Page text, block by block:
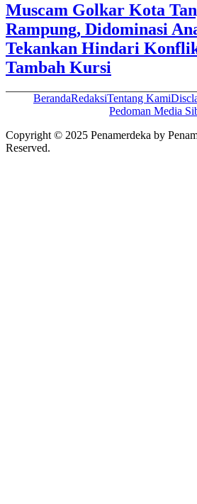
Muscam Golkar Kota
Rampung, Didominasi
Tekankan Hindari
Tambah Kursi
BerandaRedaksiTentang Kami
Pedoman Media
Copyright © 2025 Penamerdeka by
Reserved.